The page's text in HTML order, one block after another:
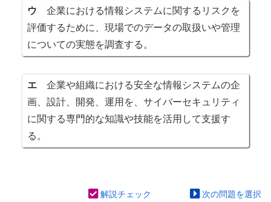
ウ 企業における情報システムに関するリスクを
評価するために、現場でのデータの取扱いや管理
についての実態を調査する。
エ 企業や組織における安全な情報システムの企
画、設計、開発、運用を、サイバーセキュリティ
に関する専門的な知識や技能を活用して支援す
る。
解説チェック 次の問題を選択